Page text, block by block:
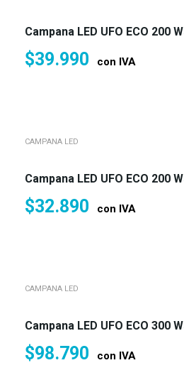
Campana LED UFO ECO 200
$39.990 con IVA
CAMPANA LED
Campana LED UFO ECO 200
$32.890 con IVA
CAMPANA LED
Campana LED UFO ECO 300
$98.790 con IVA